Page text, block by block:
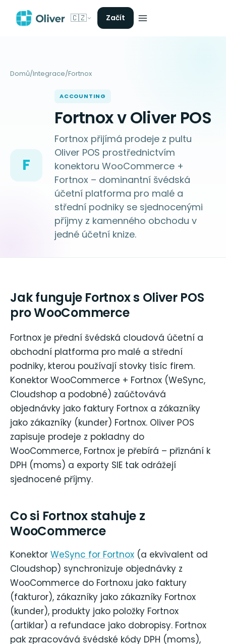
🇨🇿 Začít
Domů/Integrace/Fortnox
F
ACCOUNTING
Fortnox v Oliver POS
Fortnox přijímá prodeje z pultu
Oliver POS prostřednictvím
konektoru WooCommerce +
Fortnox – dominantní švédská
účetní platforma pro malé a
střední podniky se sjednocenými
příjmy z kamenného obchodu v
jedné účetní knize.
Jak funguje Fortnox s Oliver POS
pro WooCommerce
Fortnox je přední švédská cloudová účetní a
obchodní platforma pro malé a střední
podniky, kterou používají stovky tisíc firem.
Konektor WooCommerce + Fortnox (WeSync,
Cloudshop a podobné) zaúčtovává
objednávky jako faktury Fortnox a zákazníky
jako zákazníky (kunder) Fortnox. Oliver POS
zapisuje prodeje z pokladny do
WooCommerce, Fortnox je přebírá – přiznání k
DPH (moms) a exporty SIE tak odrážejí
sjednocené příjmy.
Co si Fortnox stahuje z
WooCommerce
Konektor WeSync for Fortnox (a ekvivalent od
Cloudshop) synchronizuje objednávky z
WooCommerce do Fortnoxu jako faktury
(fakturor), zákazníky jako zákazníky Fortnox
(kunder), produkty jako položky Fortnox
(artiklar) a refundace jako dobropisy. Fortnox
pak zpracovává švédské kódy DPH (moms),